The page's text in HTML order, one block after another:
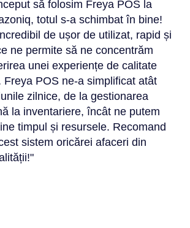
să folosim Freya POS la
totul s-a schimbat în bine!
de ușor de utilizat, rapid și
ne permite să ne concentrăm
unei experiențe de calitate
Freya POS ne-a simplificat atât
zilnice, de la gestionarea
la inventariere, încât ne putem
timpul și resursele. Recomand
sistem oricărei afaceri din